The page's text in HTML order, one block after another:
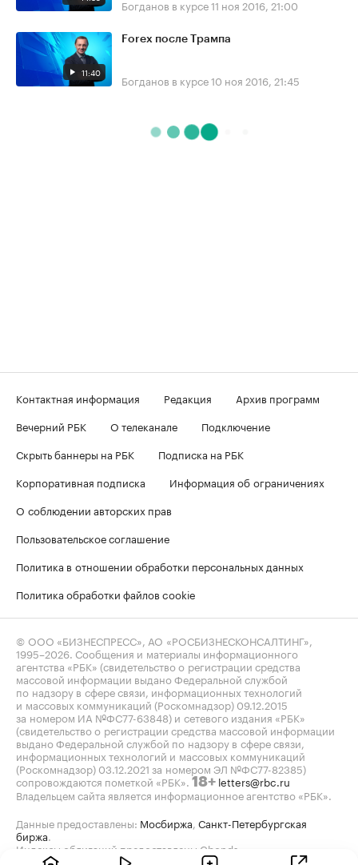
Богданов в курсе11 ноя 2016, 21:00
11:40
Forex после Трампа
Богданов в курсе10 ноя 2016, 21:45
Контактная информация Редакция
Архив программ
Вечерний РБК
О телеканале
Подключение
Скрыть баннеры на РБК
Подписка на РБК
Корпоративная подписка
Информация об ограничениях
О соблюдении авторских прав
Пользовательское соглашение
Политика в отношении обработки персональных данных
Политика обработки файлов cookie
© ООО «БИЗНЕСПРЕСС», АО «РОСБИЗНЕСКОНСАЛТИНГ»,
1995–2026 . Сообщения и материалы информационного
агентства «РБК» (свидетельство о регистрации средства
массовой информации выдано Федеральной службой
по надзору в сфере связи, информационных технологий
и массовых коммуникаций (Роскомнадзор) 09.12.2015
за номером ИА №ФС77-63848) и сетевого издания «РБК»
(свидетельство о регистрации средства массовой информации
выдано Федеральной службой по надзору в сфере связи,
информационных технологий и массовых коммуникаций
(Роскомнадзор) 03.12.2021 за номером ЭЛ №ФС77-82385)
сопровождаются пометкой «РБК». 18+ letters@rbc.ru
Владельцем сайта является информационное агентство «РБК».
Данные предоставлены: Мосбиржа Санкт-Петербургская
биржа
Индексы облигаций предоставлены Cbonds.